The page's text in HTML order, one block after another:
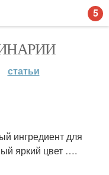
статьи
ингредиент для
яркий цвет ….
5